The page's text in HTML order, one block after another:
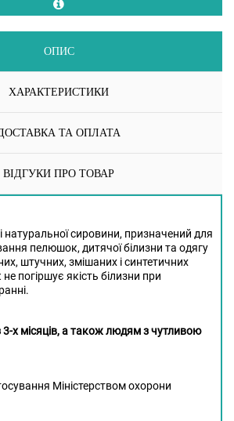
ОПИС
ХАРАКТЕРИСТИКИ
ТА ОПЛАТА
ВІДГУКИ ПРО ТОВАР
сировини, призначений для
пелюшок, дитячої білизни та одягу
штучних, змішаних і синтетичних
погіршує якість білизни при
х місяців, а також людям з чутливою
Міністерством охорони